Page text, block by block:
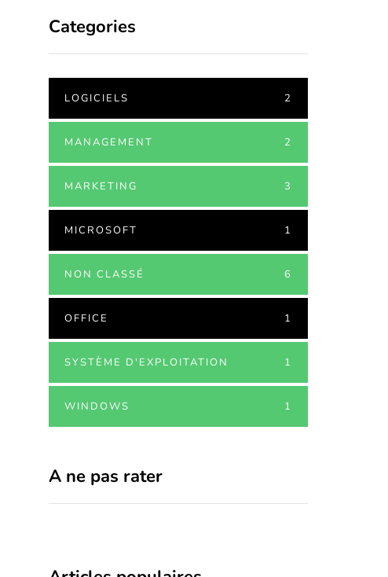
Categories
LOGICIELS 2
MANAGEMENT 2
MARKETING 3
MICROSOFT 1
NON CLASSÉ 6
OFFICE 1
SYSTÈME D'EXPLOITATION 1
WINDOWS 1
A ne pas rater